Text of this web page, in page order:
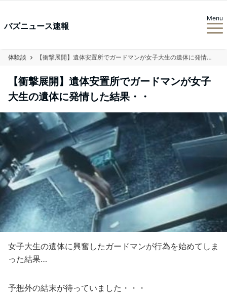
バズニュース速報
Menu
体験談 【衝撃展開】遺体安置所でガードマンが女子大生の遺体に発情した結果・・
【衝撃展開】遺体安置所でガードマンが女子
大生の遺体に発情した結果・・
女子大生の遺体に興奮したガードマンが行為を始めてしま
った結果…
予想外の結末が待っていました・・・